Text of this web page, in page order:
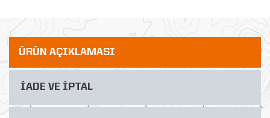
ÜRÜN AÇIKLAMASI
İADE VE İPTAL